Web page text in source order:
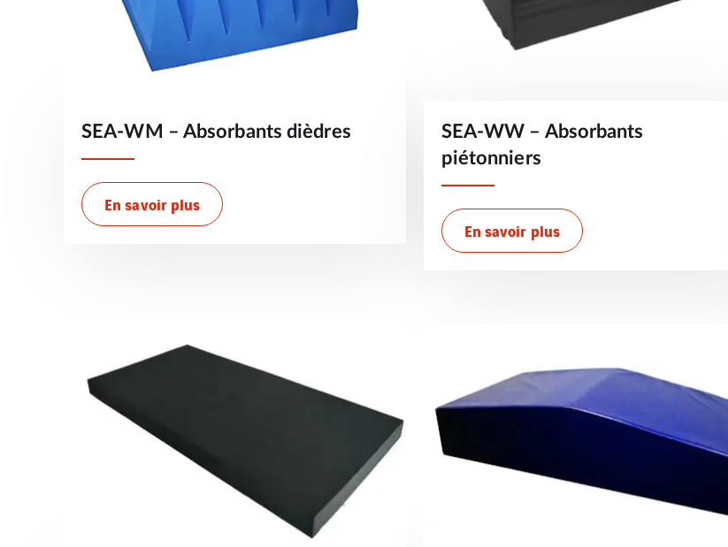
SEA-WM – Absorbants dièdres
En savoir plus
SEA-WW – Absorbants
piétonniers
En savoir plus